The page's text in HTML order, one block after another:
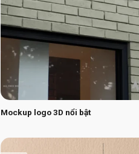
Mockup logo 3D nổi bật